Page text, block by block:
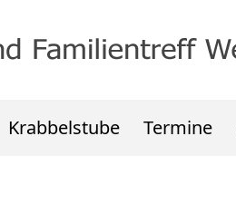
Krabbelstube Termine